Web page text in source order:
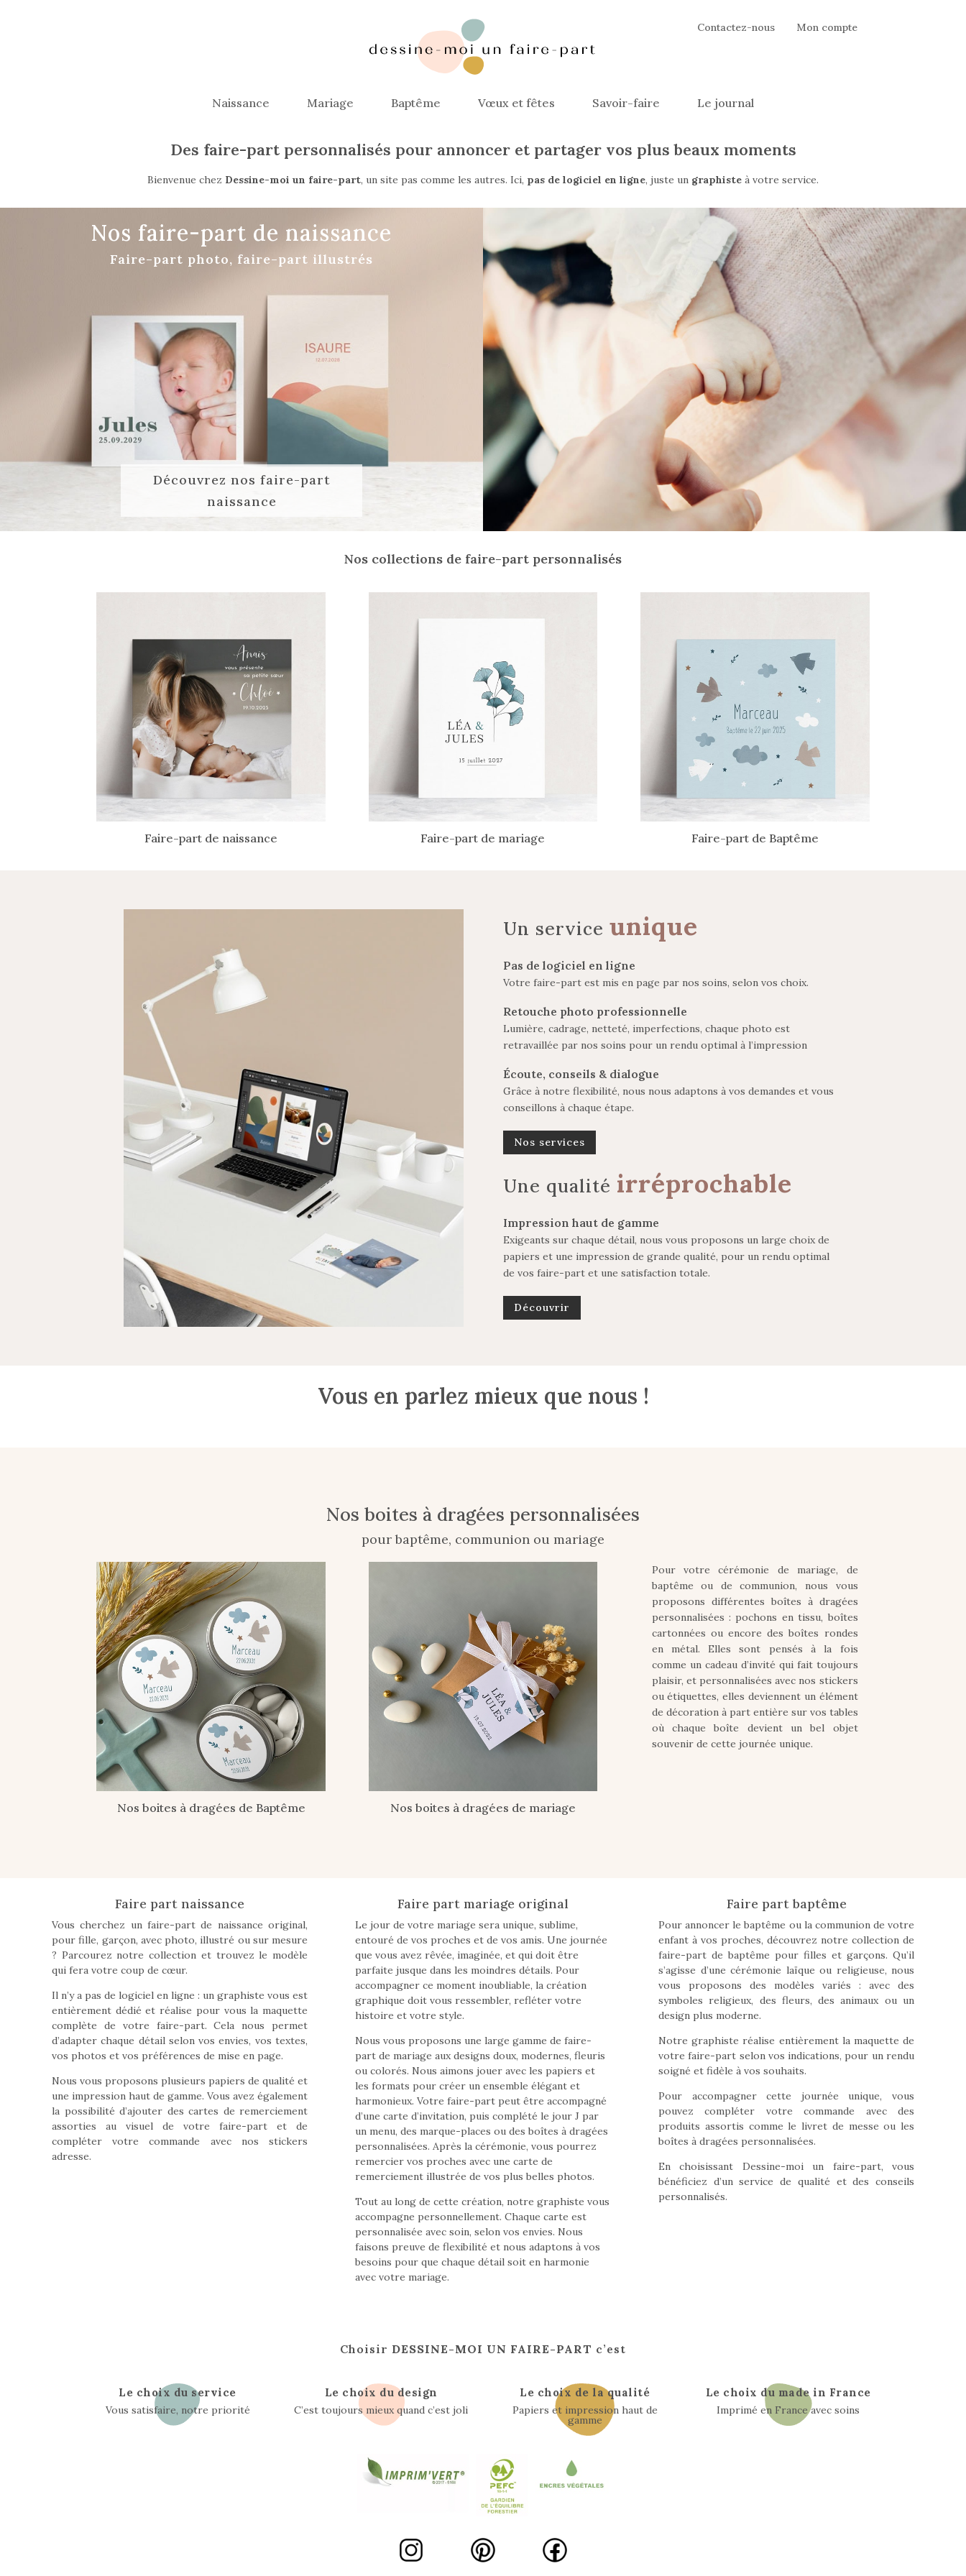
Contactez-nous Mon compte
Naissance Mariage Baptême Vœux et fêtes Savoir-faire Le journal
Des faire-part personnalisés pour annoncer et partager vos plus beaux moments
Bienvenue chez Dessine-moi un faire-part, un site pas comme les autres. Ici, pas de logiciel en ligne, juste un graphiste à votre service.
Nos faire-part de naissance
Faire-part photo, faire-part illustrés
Découvrez nos faire-part
naissance
Nos collections de faire-part personnalisés
Faire-part de naissance Faire-part de mariage Faire-part de Baptême
Un service unique
Pas de logiciel en ligne
Votre faire-part est mis en page par nos soins, selon vos choix.
Retouche photo professionnelle
Lumière, cadrage, netteté, imperfections, chaque photo est
retravaillée par nos soins pour un rendu optimal à l’impression
Écoute, conseils & dialogue
Grâce à notre flexibilité, nous nous adaptons à vos demandes et vous
conseillons à chaque étape.
Nos services
Une qualité irréprochable
Impression haut de gamme
Exigeants sur chaque détail, nous vous proposons un large choix de
papiers et une impression de grande qualité, pour un rendu optimal
de vos faire-part et une satisfaction totale.
Découvrir
Vous en parlez mieux que nous !
Nos boites à dragées personnalisées
pour baptême, communion ou mariage
Nos boites à dragées de Baptême Nos boites à dragées de mariage
Pour votre cérémonie de mariage, de
baptême ou de communion, nous vous
proposons différentes boîtes à dragées
personnalisées : pochons en tissu, boîtes
cartonnées ou encore des boîtes rondes
en métal. Elles sont pensés à la fois
comme un cadeau d’invité qui fait toujours
plaisir, et personnalisées avec nos stickers
ou étiquettes, elles deviennent un élément
de décoration à part entière sur vos tables
où chaque boîte devient un bel objet
souvenir de cette journée unique.
Faire part naissance
Vous cherchez un faire-part de naissance original,
pour fille, garçon, avec photo, illustré ou sur mesure
? Parcourez notre collection et trouvez le modèle
qui fera votre coup de cœur.
Il n’y a pas de logiciel en ligne : un graphiste vous est
entièrement dédié et réalise pour vous la maquette
complète de votre faire-part. Cela nous permet
d’adapter chaque détail selon vos envies, vos textes,
vos photos et vos préférences de mise en page.
Nous vous proposons plusieurs papiers de qualité et
une impression haut de gamme. Vous avez également
la possibilité d’ajouter des cartes de remerciement
assorties au visuel de votre faire-part et de
compléter votre commande avec nos stickers
adresse.
Faire part mariage original
Le jour de votre mariage sera unique, sublime,
entouré de vos proches et de vos amis. Une journée
que vous avez rêvée, imaginée, et qui doit être
parfaite jusque dans les moindres détails. Pour
accompagner ce moment inoubliable, la création
graphique doit vous ressembler, refléter votre
histoire et votre style.
Nous vous proposons une large gamme de faire-
part de mariage aux designs doux, modernes, fleuris
ou colorés. Nous aimons jouer avec les papiers et
les formats pour créer un ensemble élégant et
harmonieux. Votre faire-part peut être accompagné
d’une carte d’invitation, puis complété le jour J par
un menu, des marque-places ou des boîtes à dragées
personnalisées. Après la cérémonie, vous pourrez
remercier vos proches avec une carte de
remerciement illustrée de vos plus belles photos.
Tout au long de cette création, notre graphiste vous
accompagne personnellement. Chaque carte est
personnalisée avec soin, selon vos envies. Nous
faisons preuve de flexibilité et nous adaptons à vos
besoins pour que chaque détail soit en harmonie
avec votre mariage.
Faire part baptême
Pour annoncer le baptême ou la communion de votre
enfant à vos proches, découvrez notre collection de
faire-part de baptême pour filles et garçons. Qu’il
s’agisse d’une cérémonie laïque ou religieuse, nous
vous proposons des modèles variés : avec des
symboles religieux, des fleurs, des animaux ou un
design plus moderne.
Notre graphiste réalise entièrement la maquette de
votre faire-part selon vos indications, pour un rendu
soigné et fidèle à vos souhaits.
Pour accompagner cette journée unique, vous
pouvez compléter votre commande avec des
produits assortis comme le livret de messe ou les
boîtes à dragées personnalisées.
En choisissant Dessine-moi un faire-part, vous
bénéficiez d’un service de qualité et des conseils
personnalisés.
Choisir DESSINE-MOI UN FAIRE-PART c’est
Le choix du service
Vous satisfaire, notre priorité
Le choix du design
C’est toujours mieux quand c’est joli
Le choix de la qualité
Papiers et impression haut de
gamme
Le choix du made in France
Imprimé en France avec soins